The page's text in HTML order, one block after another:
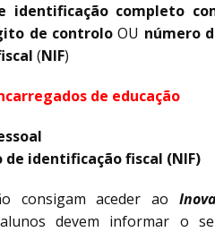
identificação completo
de controloOU número
(NIF)
de educação
de identificação fiscal (NIF)
consigam aceder ao
devem informar o